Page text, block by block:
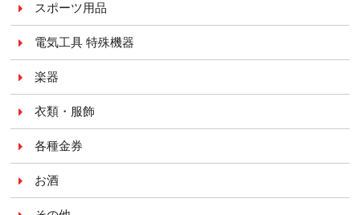
スポーツ用品
電気工具 特殊機器
楽器
衣類・服飾
各種金券
お酒